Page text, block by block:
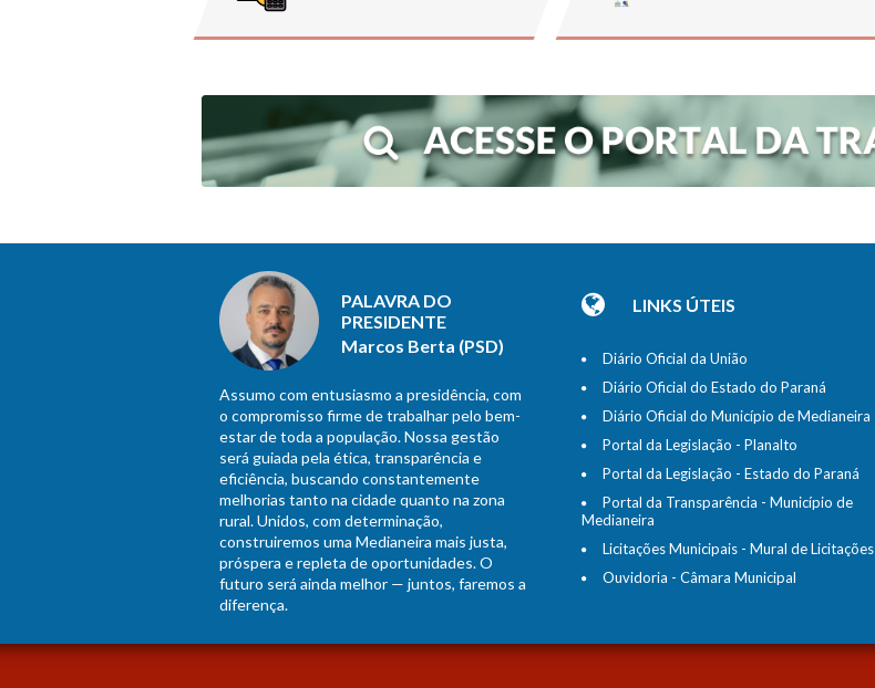
PALAVRA DO
PRESIDENTE
Marcos Berta (PSD)
Assumo com entusiasmo a presidência, com
o compromisso firme de trabalhar pelo bem-
estar de toda a população. Nossa gestão
será guiada pela ética, transparência e
eficiência, buscando constantemente
melhorias tanto na cidade quanto na zona
rural. Unidos, com determinação,
construiremos uma Medianeira mais justa,
próspera e repleta de oportunidades. O
futuro será ainda melhor — juntos, faremos a
diferença.
LINKS ÚTEIS
Diário Oficial da União
Diário Oficial do Estado do Paraná
Diário Oficial do Município de Medianeira
Portal da Legislação - Planalto
Portal da Legislação - Estado do Paraná
Portal da Transparência - Município de
Medianeira
Licitações Municipais - Mural de Licitações
Ouvidoria - Câmara Municipal